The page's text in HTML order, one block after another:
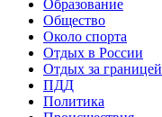
Образование
Общество
Около спорта
Отдых в России
Отдых за границей
ПДД
Политика